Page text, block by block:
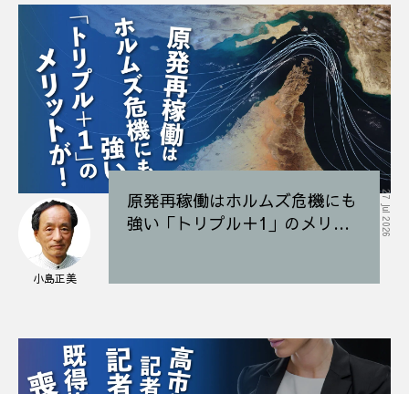
小島正美
原発再稼働はホルムズ危機にも
強い「トリプル＋1」のメリッ
27 Jul 2026